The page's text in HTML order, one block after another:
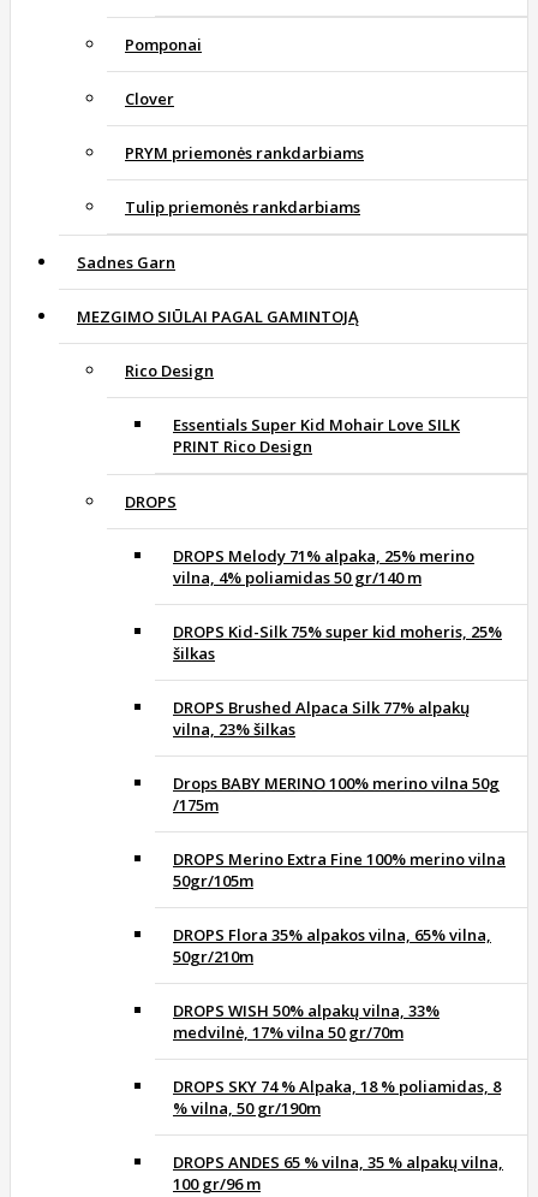
Pomponai
Clover
PRYM priemonės rankdarbiams
Tulip priemonės rankdarbiams
Sadnes Garn
MEZGIMO SIŪLAI PAGAL GAMINTOJĄ
Rico Design
Essentials Super Kid Mohair Love SILK
PRINT Rico Design
DROPS
DROPS Melody 71% alpaka, 25% merino
vilna, 4% poliamidas 50 gr/140 m
DROPS Kid-Silk 75% super kid moheris, 25%
šilkas
DROPS Brushed Alpaca Silk 77% alpakų
vilna, 23% šilkas
Drops BABY MERINO 100% merino vilna 50g
/175m
DROPS Merino Extra Fine 100% merino vilna
50gr/105m
DROPS Flora 35% alpakos vilna, 65% vilna,
50gr/210m
DROPS WISH 50% alpakų vilna, 33%
medvilnė, 17% vilna 50 gr/70m
DROPS SKY 74 % Alpaka, 18 % poliamidas, 8
% vilna, 50 gr/190m
DROPS ANDES 65 % vilna, 35 % alpakų vilna,
100 gr/96 m